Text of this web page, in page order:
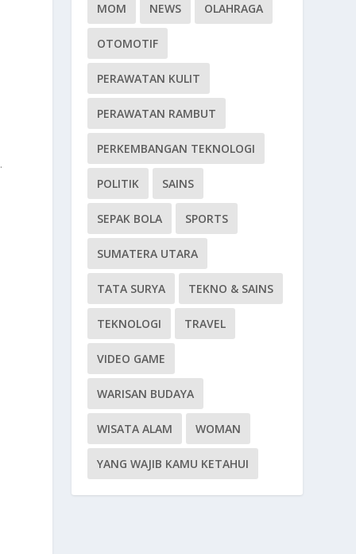
MOM NEWS OLAHRAGA
OTOMOTIF
PERAWATAN KULIT
PERAWATAN RAMBUT
PERKEMBANGAN TEKNOLOGI
POLITIK SAINS
SEPAK BOLA SPORTS
SUMATERA UTARA
TATA SURYA TEKNO & SAINS
TEKNOLOGI TRAVEL
VIDEO GAME
WARISAN BUDAYA
WISATA ALAM WOMAN
YANG WAJIB KAMU KETAHUI